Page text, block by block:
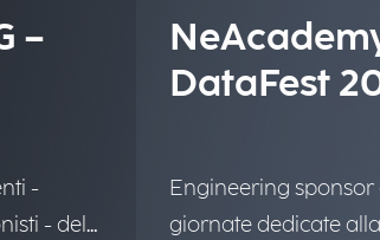
–
-
- del
DataFest
Engineering sponsor
giornate dedicate